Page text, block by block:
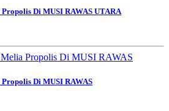
Di MUSI RAWAS UTARA
Di MUSI RAWAS